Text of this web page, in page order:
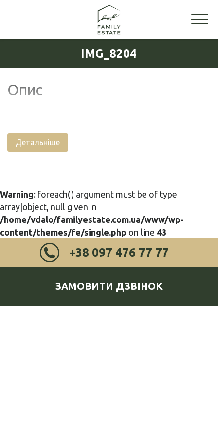
IMG_8204
Опис
Детальніше
Warning: foreach() argument must be of type
array|object, null given in
/home/vdalo/familyestate.com.ua/www/wp-
content/themes/fe/single.php on line 43
+38 097 476 77 77
ЗАМОВИТИ ДЗВІНОК